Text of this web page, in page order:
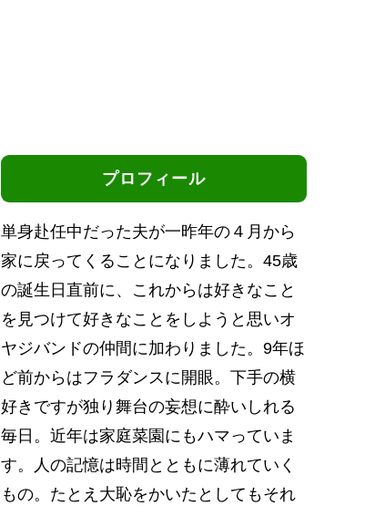
プロフィール
単身赴任中だった夫が一昨年の４月から
家に戻ってくることになりました。45歳
の誕生日直前に、これからは好きなこと
を見つけて好きなことをしようと思いオ
ヤジバンドの仲間に加わりました。9年ほ
ど前からはフラダンスに開眼。下手の横
好きですが独り舞台の妄想に酔いしれる
毎日。近年は家庭菜園にもハマっていま
す。人の記憶は時間とともに薄れていく
もの。たとえ大恥をかいたとしてもそれ